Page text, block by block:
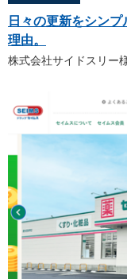
日々の更新をシン
理由。
株式会社サイドスリー